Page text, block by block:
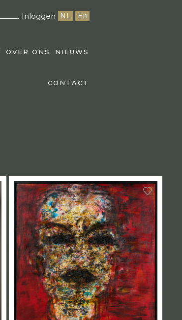
Inloggen NL En
OVER ONS NIEUWS
CONTACT